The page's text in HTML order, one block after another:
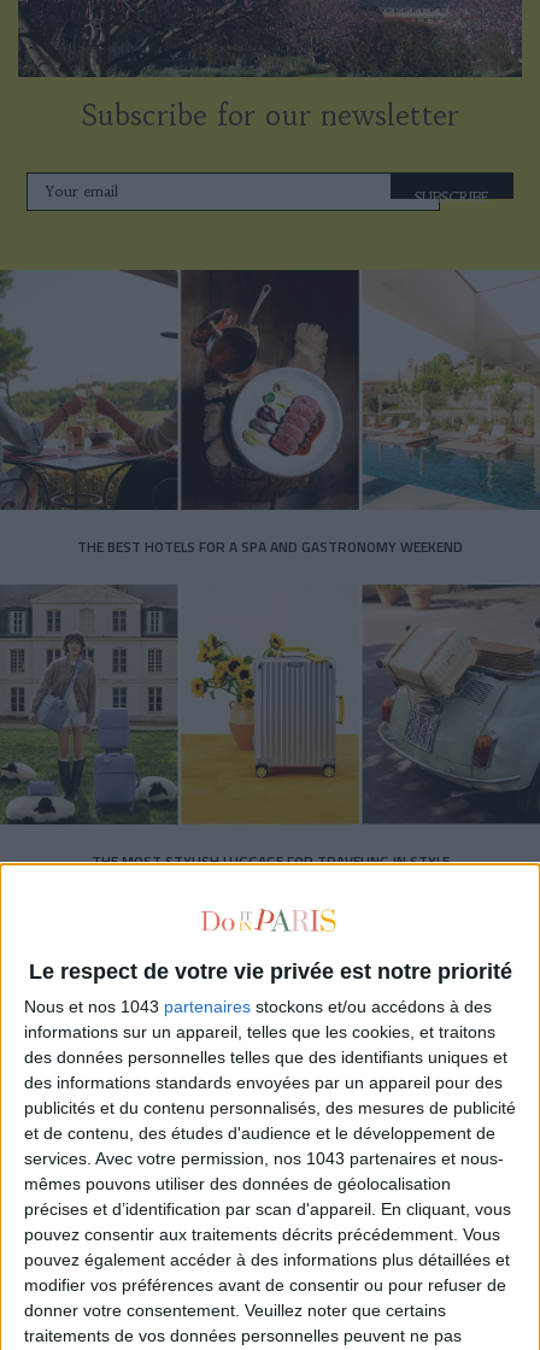
Le respect de votre vie privée est notre priorité
Nous et nos 1043 partenaires stockons et/ou accédons à des
informations sur un appareil, telles que les cookies, et traitons
des données personnelles telles que des identifiants uniques et
des informations standards envoyées par un appareil pour des
publicités et du contenu personnalisés, des mesures de publicité
et de contenu, des études d'audience et le développement de
services. Avec votre permission, nos 1043 partenaires et nous-
mêmes pouvons utiliser des données de géolocalisation
précises et d’identification par scan d'appareil. En cliquant, vous
pouvez consentir aux traitements décrits précédemment. Vous
pouvez également accéder à des informations plus détaillées et
modifier vos préférences avant de consentir ou pour refuser de
donner votre consentement. Veuillez noter que certains
traitements de vos données personnelles peuvent ne pas
Subscribe for our newsletter
SUBSCRIBE
THE BEST HOTELS FOR A SPA AND GASTRONOMY WEEKEND
THE MOST STYLISH LUGGAGE FOR TRAVELING IN STYLE
ÉLYSÉE - ÉTOILE: CHIC ADDRESSES TO REMEMBER